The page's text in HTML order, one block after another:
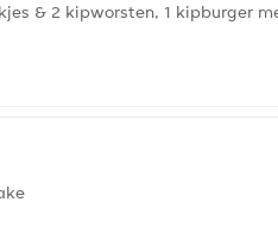
& 2 kipworsten, 1 kipburger